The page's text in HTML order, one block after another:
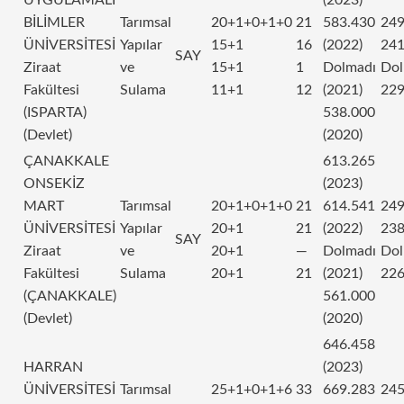
BİLİMLER
ÜNİVERSİTESİ
Ziraat
Fakültesi
(ISPARTA)
(Devlet)
Tarımsal
Yapılar
ve
Sulama
SAY
20+1+0+1+0
15+1
15+1
11+1
21
16
1
12
583.430
(2022)
Dolmadı
(2021)
538.000
(2020)
ÇANAKKALE
ONSEKİZ
MART
ÜNİVERSİTESİ
Ziraat
Fakültesi
(ÇANAKKALE)
(Devlet)
Tarımsal
Yapılar
ve
Sulama
SAY
20+1+0+1+0
20+1
20+1
20+1
21
21
—
21
613.265
(2023)
614.541
(2022)
Dolmadı
(2021)
561.000
(2020)
HARRAN
ÜNİVERSİTESİ
Tarımsal
25+1+0+1+6 33
646.458
(2023)
669.283